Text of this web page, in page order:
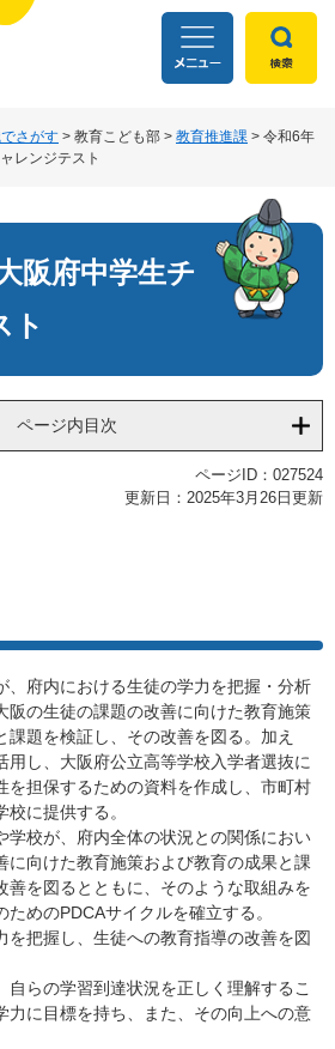
さがす > 教育こども部 > 教育推進課 > 令和6年
レンジテスト
阪府中学生チ
ト
ページ内目次
ページID：027524
更新日：2025年3月26日更新
、府内における生徒の学力を把握・分析
阪の生徒の課題の改善に向けた教育施策
課題を検証し、その改善を図る。加え
用し、大阪府公立高等学校入学者選抜に
を担保するための資料を作成し、市町村
に提供する。
学校が、府内全体の状況との関係におい
に向けた教育施策および教育の成果と課
善を図るとともに、そのような取組みを
めのPDCAサイクルを確立する。
を把握し、生徒への教育指導の改善を図
自らの学習到達状況を正しく理解するこ
力に目標を持ち、また、その向上への意